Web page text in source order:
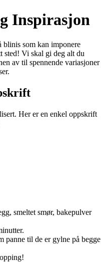
Inspirasjon
blinis som kan imponere
sted! Vi skal gi deg alt du
av til spennende variasjoner
Her er en enkel oppskrift
smeltet smør, bakepulver
panne til de er gylne på begge